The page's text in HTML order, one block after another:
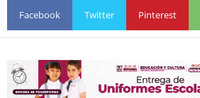
Facebook Twitter Pinterest